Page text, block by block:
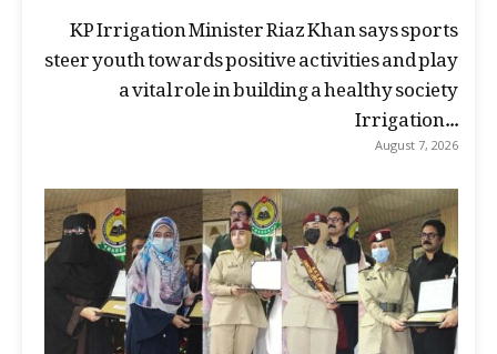
KP Irrigation Minister Riaz Khan says sports
steer youth towards positive activities and play
a vital role in building a healthy society
Irrigation...
August 7, 2026